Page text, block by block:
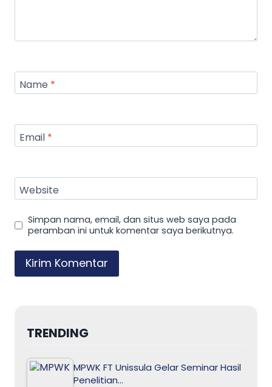
Name *
Email *
Website
Simpan nama, email, dan situs web saya pada
peramban ini untuk komentar saya berikutnya.
TRENDING
MPWK FT Unissula Gelar Seminar Hasil
Penelitian…